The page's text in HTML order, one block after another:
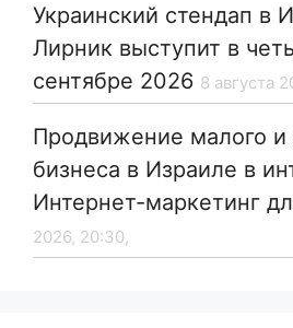
Украинский стендап в
Лирник выступит в
сентябре 2026 8 августа
Продвижение малого и
бизнеса в Израиле в
Интернет-маркетинг
2026, 20:30,